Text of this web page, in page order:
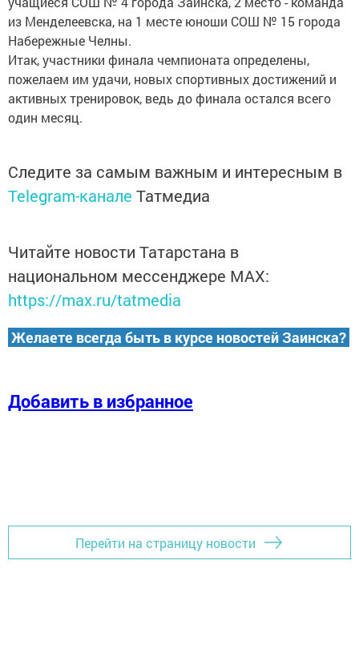
из Менделеевска, на 1 месте юноши СОШ № 15 города
Набережные Челны.
Итак, участники финала чемпионата определены,
пожелаем им удачи, новых спортивных достижений и
активных тренировок, ведь до финала остался всего
один месяц.
Следите за самым важным и интересным в
Telegram-канале Татмедиа
Читайте новости Татарстана в
национальном мессенджере MАХ:
https://max.ru/tatmedia
Желаете всегда быть в курсе новостей Заинска?
Добавить в избранное
Перейти на страницу новости